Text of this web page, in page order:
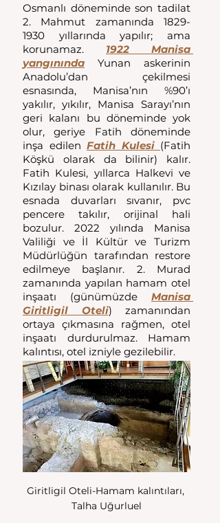
Osmanlı döneminde son tadilat
2. Mahmut zamanında 1829-
1930 yıllarında yapılır; ama
korunamaz. 1922 Manisa
yangınında Yunan askerinin
Anadolu’dan çekilmesi
esnasında, Manisa’nın %90’ı
yakılır, yıkılır, Manisa Sarayı’nın
geri kalanı bu döneminde yok
olur, geriye Fatih döneminde
inşa edilen Fatih Kulesi (Fatih
Köşkü olarak da bilinir) kalır.
Fatih Kulesi, yıllarca Halkevi ve
Kızılay binası olarak kullanılır. Bu
esnada duvarları sıvanır, pvc
pencere takılır, orijinal hali
bozulur. 2022 yılında Manisa
Valiliği ve İl Kültür ve Turizm
Müdürlüğün tarafından restore
edilmeye başlanır. 2. Murad
zamanında yapılan hamam otel
inşaatı (günümüzde Manisa
Giritligil Oteli) zamanından
ortaya çıkmasına rağmen, otel
inşaatı durdurulmaz. Hamam
kalıntısı, otel izniyle gezilebilir.
Giritligil Oteli-Hamam kalıntıları,
Talha Uğurluel